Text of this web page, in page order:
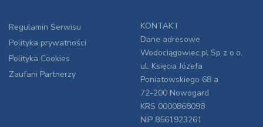
Regulamin Serwisu
Polityka prywatności
Polityka Cookies
Zaufani Partnerzy
KONTAKT
Dane adresowe
Wodociągowiec.pl Sp z o.o.
ul. Księcia Józefa
Poniatowskiego 68 a
72-200 Nowogard
KRS 0000868098
NIP 8561923261